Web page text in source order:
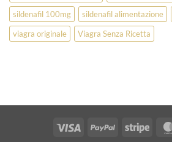
sildenafil 100mg
sildenafil alimentazione
viagra originale
Viagra Senza Ricetta
Visa PayPal Stripe